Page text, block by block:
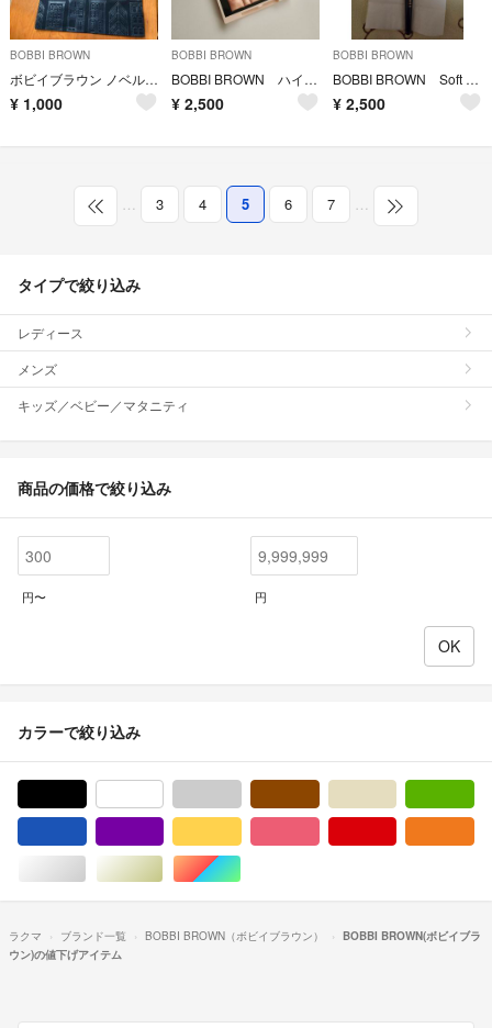
BOBBI BROWN
ボビイブラウン ノベルティ バッグ
¥ 1,000
BOBBI BROWN
BOBBI BROWN ハイライティングパウダー
¥ 2,500
BOBBI BROWN
BOBBI BROWN Soft Focus Foundation Brush
¥ 2,500
… 3 4 5 6 7 …
タイプで絞り込み
レディース
メンズ
キッズ／ベビー／マタニティ
商品の価格で絞り込み
円〜 円
カラーで絞り込み
シルバー/銀色系ゴールド/金色系マルチカラー
ラクマ ブランド一覧 BOBBI BROWN（ボビイブラウン）
BOBBI BROWN(ボビイブラ
ウン)の値下げアイテム